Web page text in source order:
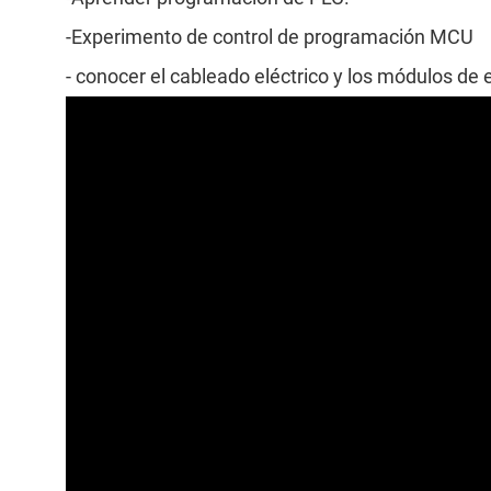
-Experimento de control de programación MCU
- conocer el cableado eléctrico y los módulos de